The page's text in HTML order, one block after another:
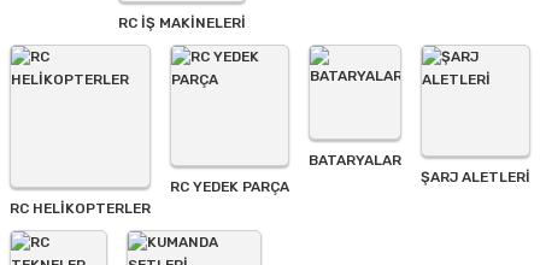
Bu ürüne benzer farklı alternatifler olmalı.
Gönder
RC İŞ MAKİNELERİ
RC HELİKOPTERLER
RC YEDEK PARÇA
BATARYALAR
ŞARJ ALETLERI